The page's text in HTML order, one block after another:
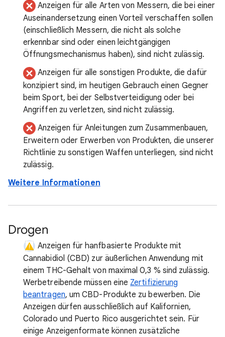
Anzeigen für alle Arten von Messern, die bei einer
Auseinandersetzung einen Vorteil verschaffen sollen
(einschließlich Messern, die nicht als solche
erkennbar sind oder einen leichtgängigen
Öffnungsmechanismus haben), sind nicht zulässig.
Anzeigen für alle sonstigen Produkte, die dafür
konzipiert sind, im heutigen Gebrauch einen Gegner
beim Sport, bei der Selbstverteidigung oder bei
Angriffen zu verletzen, sind nicht zulässig.
Anzeigen für Anleitungen zum Zusammenbauen,
Erweitern oder Erwerben von Produkten, die unserer
Richtlinie zu sonstigen Waffen unterliegen, sind nicht
zulässig.
Weitere Informationen
Drogen
Anzeigen für hanfbasierte Produkte mit
Cannabidiol (CBD) zur äußerlichen Anwendung mit
einem THC-Gehalt von maximal 0,3 % sind zulässig.
Werbetreibende müssen eine Zertifizierung
beantragen, um CBD-Produkte zu bewerben. Die
Anzeigen dürfen ausschließlich auf Kalifornien,
Colorado und Puerto Rico ausgerichtet sein. Für
einige Anzeigenformate können zusätzliche